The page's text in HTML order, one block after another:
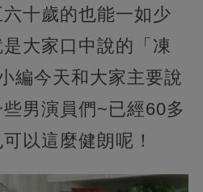
十歲的也能一如少
大家口中說的「凍
編今天和大家主要說
男演員們~已經60多
以這麼健朗呢！